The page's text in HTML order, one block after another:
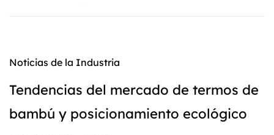
Noticias de la Industria
Tendencias del mercado de termos de
bambú y posicionamiento ecológico